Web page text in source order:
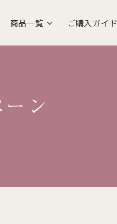
商品一覧 ご購入ガイド
ン